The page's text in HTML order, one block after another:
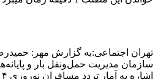
تهران اجتماعی:به گزارش مهر:
سازمان مدیریت حمل‌ونقل بار و